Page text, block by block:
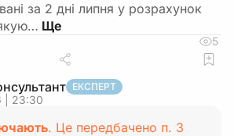
за 2 дні липня у розрахунок
5
ЕКСПЕРТ
| 23:30
. Це передбачено п. 3